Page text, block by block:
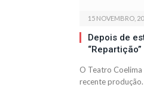
15 NOVEMBRO,
Depois de
O Teatro Coelima
recente